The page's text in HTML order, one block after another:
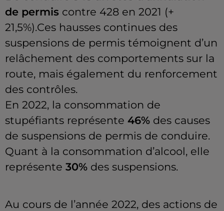
de permis contre 428 en 2021 (+
21,5%).Ces hausses continues des
suspensions de permis témoignent d’un
relâchement des comportements sur la
route, mais également du renforcement
des contrôles.
En 2022, la consommation de
stupéfiants représente 46% des causes
de suspensions de permis de conduire.
Quant à la consommation d’alcool, elle
représente 30% des suspensions.
Au cours de l’année 2022, des actions de